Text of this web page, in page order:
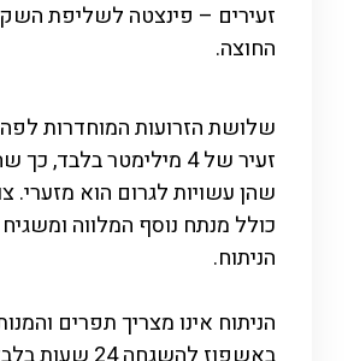
זעירים – פינצטה לשליפת
החוצה.
שלושת הזרועות המוחדרות
זעיר של 4 מילימטר בלבד,
שהן עשויות לגרום הוא מזערי.
כולל מנתח נוסף המלווה
הניתוח.
הניתוח אינו מצריך תפרים